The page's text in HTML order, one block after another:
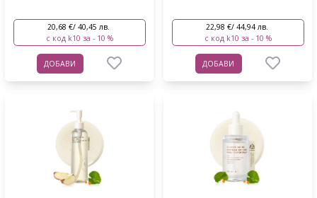
20,68 €/ 40,45 лв.
с код k10 за - 10 %
ДОБАВИ
22,98 €/ 44,94 лв.
с код k10 за - 10 %
ДОБАВИ